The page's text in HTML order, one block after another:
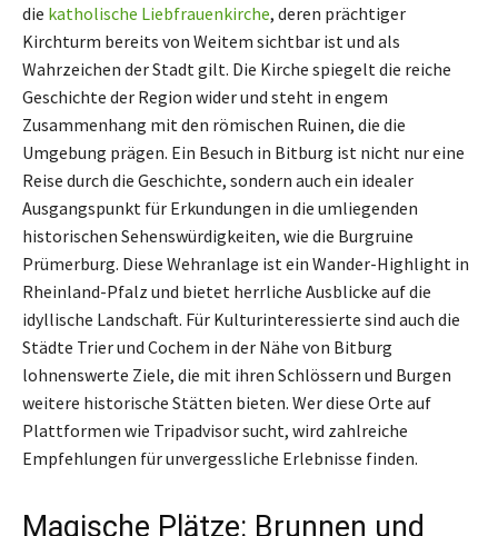
die katholische Liebfrauenkirche, deren prächtiger
Kirchturm bereits von Weitem sichtbar ist und als
Wahrzeichen der Stadt gilt. Die Kirche spiegelt die reiche
Geschichte der Region wider und steht in engem
Zusammenhang mit den römischen Ruinen, die die
Umgebung prägen. Ein Besuch in Bitburg ist nicht nur eine
Reise durch die Geschichte, sondern auch ein idealer
Ausgangspunkt für Erkundungen in die umliegenden
historischen Sehenswürdigkeiten, wie die Burgruine
Prümerburg. Diese Wehranlage ist ein Wander-Highlight in
Rheinland-Pfalz und bietet herrliche Ausblicke auf die
idyllische Landschaft. Für Kulturinteressierte sind auch die
Städte Trier und Cochem in der Nähe von Bitburg
lohnenswerte Ziele, die mit ihren Schlössern und Burgen
weitere historische Stätten bieten. Wer diese Orte auf
Plattformen wie Tripadvisor sucht, wird zahlreiche
Empfehlungen für unvergessliche Erlebnisse finden.
Magische Plätze: Brunnen und